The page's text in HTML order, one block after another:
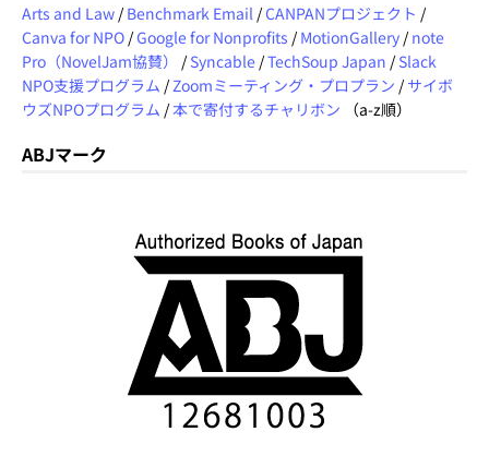
Arts and Law / Benchmark Email /CANPANプロジェクト /
Canva for NPO /Google for Nonprofits / MotionGallery / note
Pro（NovelJam協賛）
/ Syncable /TechSoup Japan / Slack
NPO支援プログラム / Zoomミーティング・プロプラン / サイボ
ウズNPOプログラム /本で寄付するチャリボン （a-z順）
ABJマーク